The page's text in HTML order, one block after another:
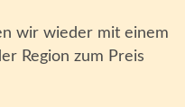
wir wieder mit einem
Region zum Preis